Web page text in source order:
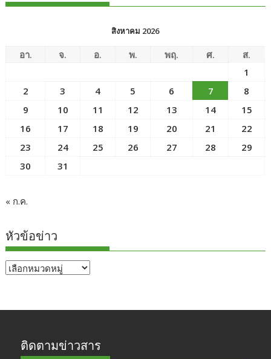
สิงหาคม 2026
อา. จ. อ. พ. พฤ. ศ.
ส.
1
2
3 4 5 6 7
8
9
10 11 12 13 14
15
16
17 18 19 20 21
22
23
24 25 26 27 28
29
30
31
« ก.ค.
หัวข้อข่าว
หัวข้อ
ติดตามข่าวสาร